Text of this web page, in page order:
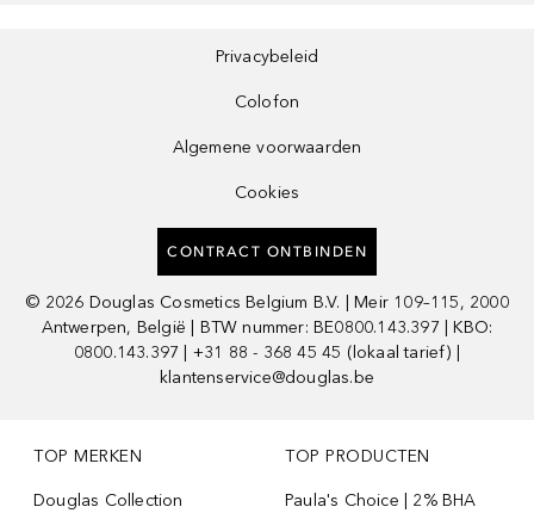
Privacybeleid
Colofon
Algemene voorwaarden
Cookies
CONTRACT ONTBINDEN
© 2026 Douglas Cosmetics Belgium B.V. | Meir 109–115, 2000
Antwerpen, België | BTW nummer: BE0800.143.397 | KBO:
0800.143.397 | +31 88 - 368 45 45 (lokaal tarief) |
klantenservice@douglas.be
TOP MERKEN
Douglas Collection
TOP PRODUCTEN
Paula's Choice | 2% BHA